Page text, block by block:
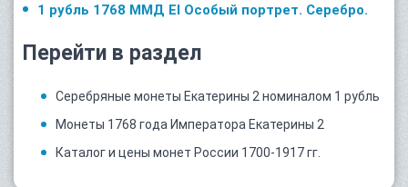
1 рубль 1768 ММД EI Особый портрет. Серебро.
Перейти в раздел
Серебряные монеты Екатерины 2 номиналом 1 рубль
Монеты 1768 года Императора Екатерины 2
Каталог и цены монет России 1700-1917 гг.